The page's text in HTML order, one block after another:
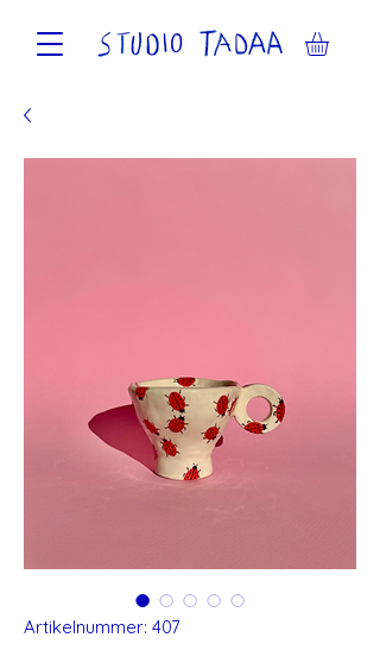
Artikelnummer: 407